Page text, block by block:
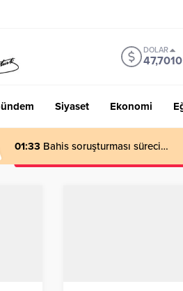
DOLAR
47,7010
Siyaset Ekonomi
01:33 Bahis soruşturması süreci…